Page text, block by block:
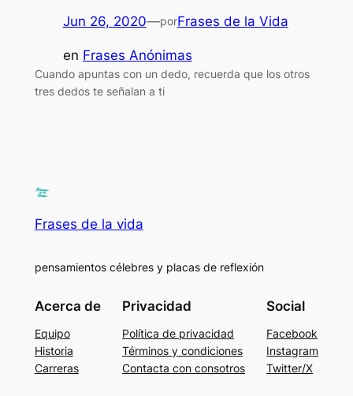
Jun 26, 2020—porFrases de la Vida
en Frases Anónimas
Cuando apuntas con un dedo, recuerda que los otros
tres dedos te señalan a ti
Frases de la vida
pensamientos célebres y placas de reflexión
Acerca de
Equipo
Historia
Carreras
Privacidad
Política de privacidad
Términos y condiciones
Contacta con consotros
Social
Facebook
Instagram
Twitter/X